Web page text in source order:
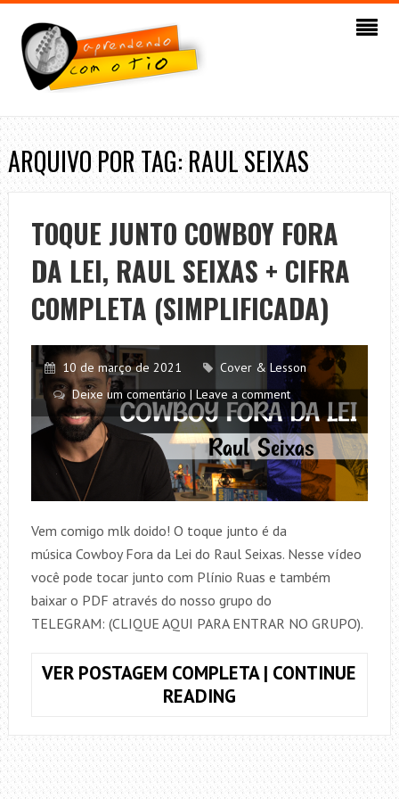
ARQUIVO POR TAG: RAUL SEIXAS
TOQUE JUNTO COWBOY FORA
DA LEI, RAUL SEIXAS + CIFRA
COMPLETA (SIMPLIFICADA)
10 de março de 2021
Cover & Lesson
Deixe um comentário | Leave a comment
Vem comigo mlk doido! O toque junto é da
música Cowboy Fora da Lei do Raul Seixas. Nesse vídeo
você pode tocar junto com Plínio Ruas e também
baixar o PDF através do nosso grupo do
TELEGRAM: (CLIQUE AQUI PARA ENTRAR NO GRUPO).
VER POSTAGEM COMPLETA | CONTINUE
READINGTOQUE
COWBOY
FORA
DA